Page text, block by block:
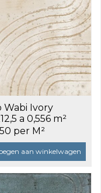
Wabi Ivory
a 0,556 m²
per M²
aan winkelwagen